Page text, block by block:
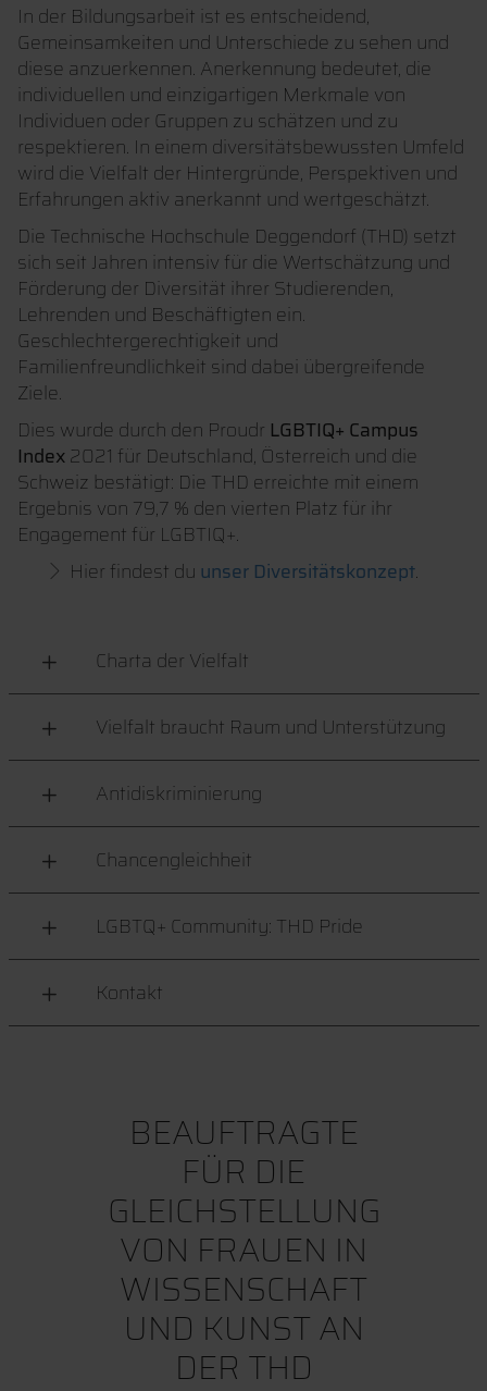
In der Bildungsarbeit ist es entscheidend,
Gemeinsamkeiten und Unterschiede zu sehen und
diese anzuerkennen. Anerkennung bedeutet, die
individuellen und einzigartigen Merkmale von
Individuen oder Gruppen zu schätzen und zu
respektieren. In einem diversitätsbewussten Umfeld
wird die Vielfalt der Hintergründe, Perspektiven und
Erfahrungen aktiv anerkannt und wertgeschätzt.
Die Technische Hochschule Deggendorf (THD) setzt
sich seit Jahren intensiv für die Wertschätzung und
Förderung der Diversität ihrer Studierenden,
Lehrenden und Beschäftigten ein.
Geschlechtergerechtigkeit und
Familienfreundlichkeit sind dabei übergreifende
Ziele.
Dies wurde durch den Proudr LGBTIQ+ Campus
Index2021 für Deutschland, Österreich und die
Schweiz bestätigt: Die THD erreichte mit einem
Ergebnis von 79,7 % den vierten Platz für ihr
Engagement für LGBTIQ+.
Hier findest du unser Diversitätskonzept.
Charta der Vielfalt
Vielfalt braucht Raum und Unterstützung
Antidiskriminierung
Chancengleichheit
LGBTQ+ Community: THD Pride
Kontakt
BEAUFTRAGTE
FÜR DIE
GLEICHSTELLUNG
VON FRAUEN IN
WISSENSCHAFT
UND KUNST AN
DER THD